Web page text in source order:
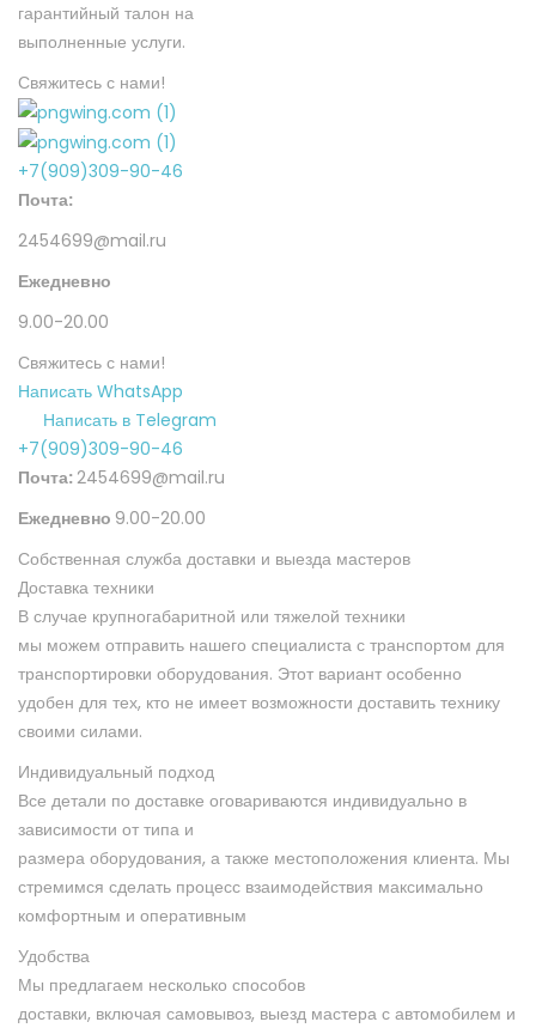
гарантийный талон на
выполненные услуги.
Свяжитесь с нами!
+7(909)309-90-46
Почта:
2454699@mail.ru
Ежедневно
9.00-20.00
Свяжитесь с нами!
Написать WhatsApp
Написать в Telegram
+7(909)309-90-46
Почта:2454699@mail.ru
Ежедневно 9.00-20.00
Собственная служба доставки и выезда мастеров
Доставка техники
В случае крупногабаритной или тяжелой техники
мы можем отправить нашего специалиста с транспортом для
транспортировки оборудования. Этот вариант особенно
удобен для тех, кто не имеет возможности доставить технику
своими силами.
Индивидуальный подход
Все детали по доставке оговариваются индивидуально в
зависимости от типа и
размера оборудования, а также местоположения клиента. Мы
стремимся сделать процесс взаимодействия максимально
комфортным и оперативным
Удобства
Мы предлагаем несколько способов
доставки, включая самовывоз, выезд мастера с автомобилем и